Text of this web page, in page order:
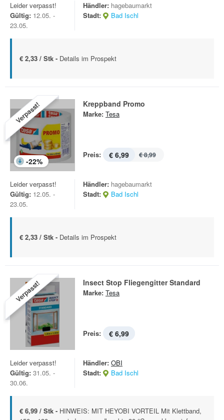
Leider verpasst!
Gültig: 12.05. -
23.05.
Händler: hagebaumarkt
Stadt:
Bad Ischl
€ 2,33 / Stk - Details im Prospekt
Verpasst!
-22%
Kreppband Promo
Marke: Tesa
Preis: € 6,99 € 8,99
Leider verpasst!
Gültig: 12.05. -
23.05.
Händler: hagebaumarkt
Stadt:
Bad Ischl
€ 2,33 / Stk - Details im Prospekt
Verpasst! Insect Stop Fliegengitter Standard
Marke: Tesa
Preis: € 6,99
Leider verpasst!
Gültig: 31.05. -
30.06.
Händler: OBI
Stadt:
Bad Ischl
€ 6,99 / Stk - HINWEIS: MIT HEYOBI VORTEIL Mit Klettband,